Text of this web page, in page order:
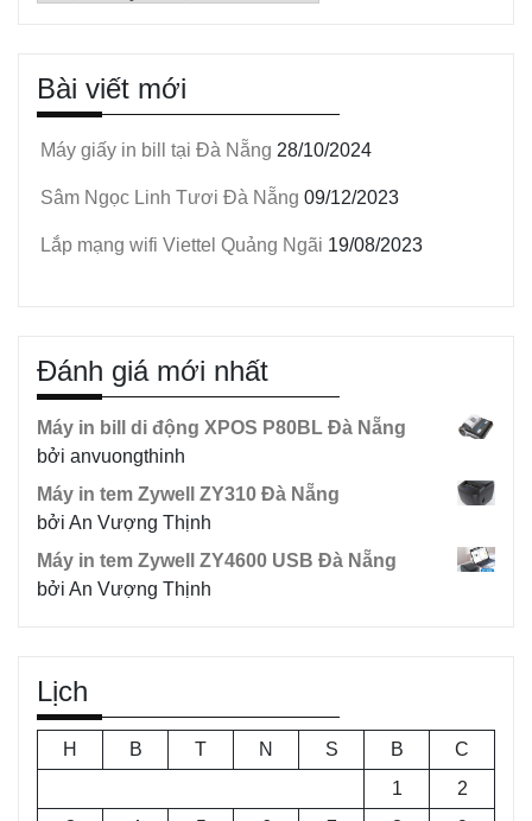
Bài viết mới
Máy giấy in bill tại Đà Nẵng 28/10/2024
Sâm Ngọc Linh Tươi Đà Nẵng 09/12/2023
Lắp mạng wifi Viettel Quảng Ngãi 19/08/2023
Đánh giá mới nhất
Máy in bill di động XPOS P80BL Đà Nẵng
bởi anvuongthinh
Máy in tem Zywell ZY310 Đà Nẵng
bởi An Vượng Thịnh
Máy in tem Zywell ZY4600 USB Đà Nẵng
bởi An Vượng Thịnh
Lịch
H B T N S B
C
1
2